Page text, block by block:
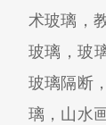
术玻璃，
玻璃，玻
玻璃隔断
璃，山水